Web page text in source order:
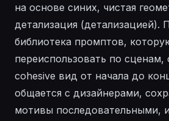
на основе синих, чистая
детализация (детализацией).
библиотека промптов,
переиспользовать по сценам,
cohesive вид от начала до
общается с дизайнерами,
мотивы последовательными,